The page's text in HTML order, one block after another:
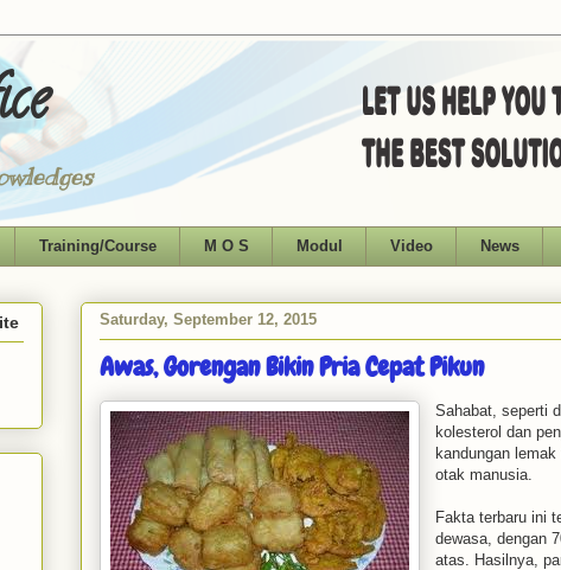
Training/Course M O S Modul Video News
Saturday, September 12, 2015
Awas, Gorengan Bikin Pria Cepat Pikun
Sahabat, seperti
kolesterol dan
kandungan
otak manusia.
Fakta terbaru ini
dewasa, dengan
atas. Hasilnya,